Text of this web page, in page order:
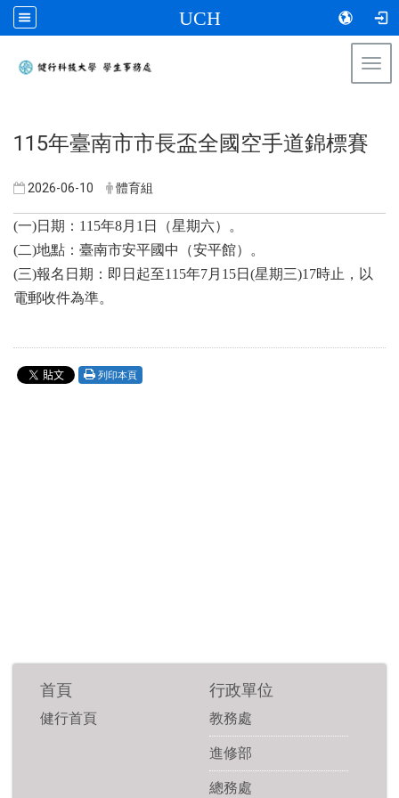
UCH
115年臺南市市長盃全國空手道錦標賽
2026-06-10 體育組
(一)日期：115年8月1日（星期六）。
(二)地點：臺南市安平國中（安平館）。
(三)報名日期：即日起至115年7月15日(星期三)17時止，以
電郵收件為準。
列印本頁
首頁
健行首頁
行政單位
教務處
進修部
總務處